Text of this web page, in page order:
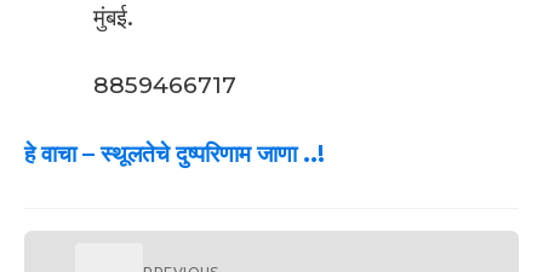
मुंबई.
8859466717
हे वाचा – स्थूलतेचे दुष्परिणाम जाणा ..!